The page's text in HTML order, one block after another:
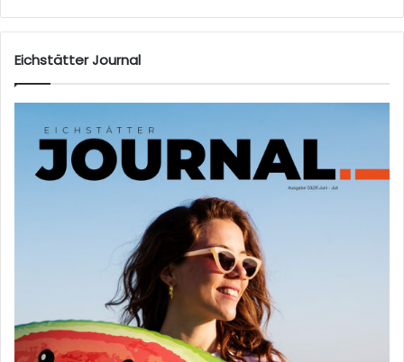
sei
Eichstätter Journal